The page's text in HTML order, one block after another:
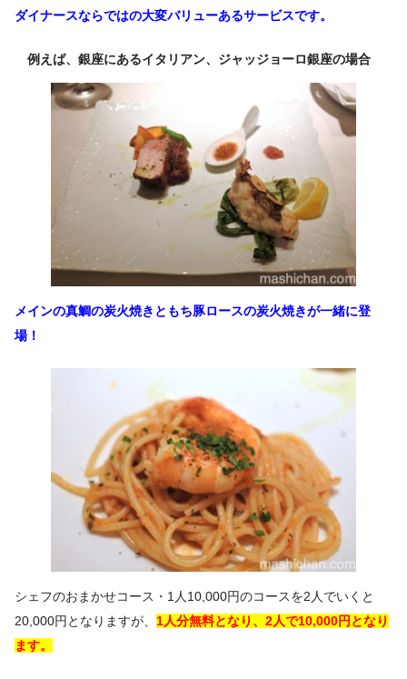
ダイナースならではの大変バリューあるサービスです。
例えば、銀座にあるイタリアン、ジャッジョーロ銀座の場合
メインの真鯛の炭火焼きともち豚ロースの炭火焼きが一緒に登
場！
シェフのおまかせコース・1人10,000円のコースを2人でいくと
20,000円となりますが、 1人分無料となり、2人で10,000円となり
ます。